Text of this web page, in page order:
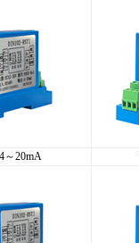
～20mA